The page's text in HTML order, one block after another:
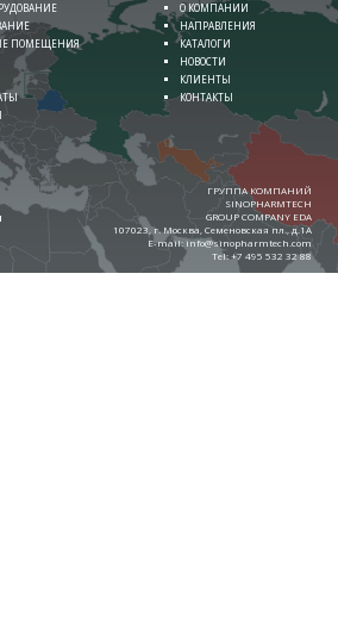
ПОМЕЩЕНИЯ
О КОМПАНИИ
НАПРАВЛЕНИЯ
КАТАЛОГИ
НОВОСТИ
КЛИЕНТЫ
КОНТАКТЫ
ГРУППА КОМПАНИЙ
SINOPHARMTECH
GROUP COMPANY EDA
107023, г. Москва, Семеновская пл., д.1А
E-mail:info@sinopharmtech.com
Теl:+7 495 532 32 88